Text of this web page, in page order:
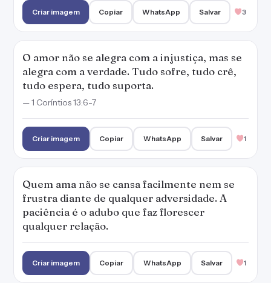
Criar imagem Copiar WhatsApp Salvar 3
O amor não se alegra com a injustiça, mas se
alegra com a verdade. Tudo sofre, tudo crê,
tudo espera, tudo suporta.
— 1 Coríntios 13:6-7
Criar imagem Copiar WhatsApp Salvar 1
Quem ama não se cansa facilmente nem se
frustra diante de qualquer adversidade. A
paciência é o adubo que faz florescer
qualquer relação.
Criar imagem Copiar WhatsApp Salvar 1